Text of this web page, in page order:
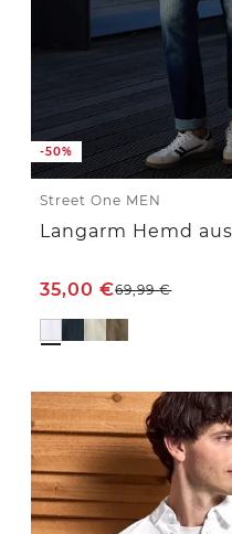
-50%
Street One MEN
Langarm Hemd
35,00€69,99€